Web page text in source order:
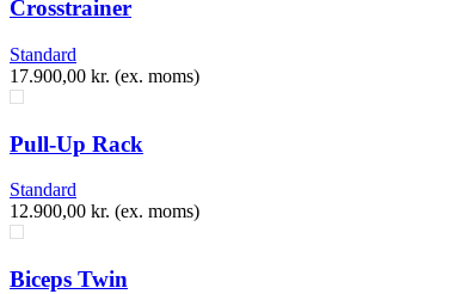
​Crosstrainer
Standard
17.900,00 kr. (ex. moms)
Pull-Up Rack
Standard
12.900,00 kr. (ex. moms)
Biceps Twin